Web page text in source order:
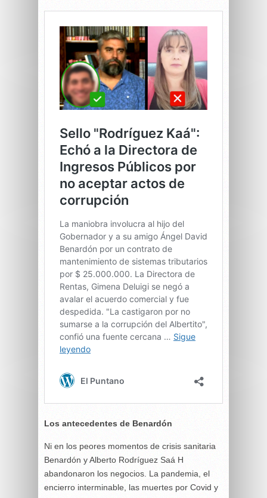
Los antecedentes de Benardón
Ni en los peores momentos de crisis sanitaria
Benardón y Alberto Rodríguez Saá H
abandonaron los negocios. La pandemia, el
encierro interminable, las muertes por Covid y